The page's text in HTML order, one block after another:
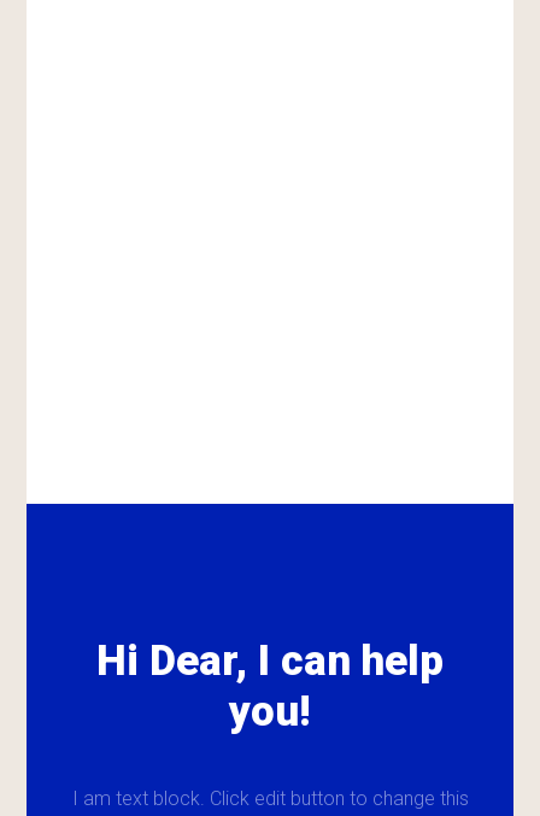
Hi Dear, I can help
you!
I am text block. Click edit button to change this